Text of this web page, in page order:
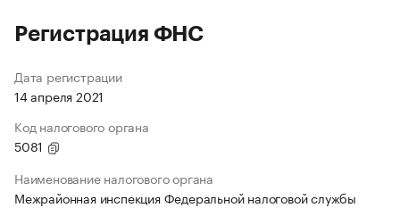
Регистрация ФНС
Дата регистрации
14 апреля 2021
Код налогового органа
5081
Наименование налогового органа
Межрайонная инспекция Федеральной налоговой службы